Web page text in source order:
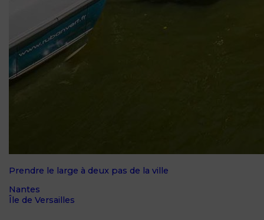
Prendre le large à deux pas de la ville
Nantes
Île de Versailles